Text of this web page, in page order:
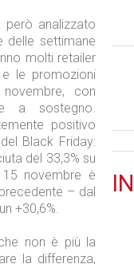
però analizzato
delle settimane
molti retailer
le promozioni
con
a sostegno.
positivo
Black Friday:
del 33,3% su
novembre è
– dal
+30,6%.
non è più la
la differenza,
IN